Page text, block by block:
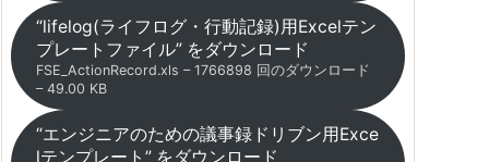
“lifelog(ライフログ・行動記録)用Excelテン
プレートファイル” をダウンロード
FSE_ActionRecord.xls – 1766898 回のダウンロード
– 49.00 KB
“エンジニアのための議事録ドリブン用Exce
lテンプレート” をダウンロード